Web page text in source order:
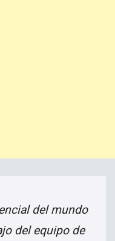
del mundo
del equipo de